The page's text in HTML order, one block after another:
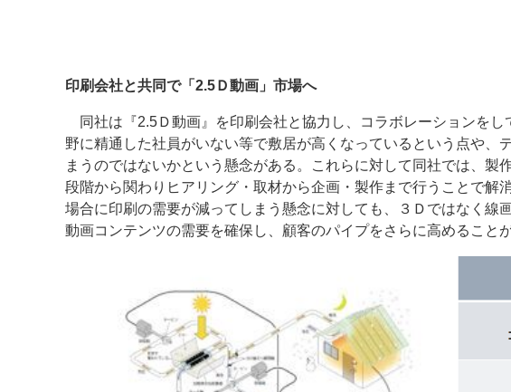
印刷会社と共同で「2.5Ｄ動画」市場へ
同社は『2.5Ｄ動画』を印刷会社と協力し、コラボレーションを
野に精通した社員がいない等で敷居が高くなっているという点や、
まうのではないかという懸念がある。これらに対して同社では、
段階から関わりヒアリング・取材から企画・製作まで行うことで解
場合に印刷の需要が減ってしまう懸念に対しても、３Ｄではなく線
動画コンテンツの需要を確保し、顧客のパイプをさらに高めることが